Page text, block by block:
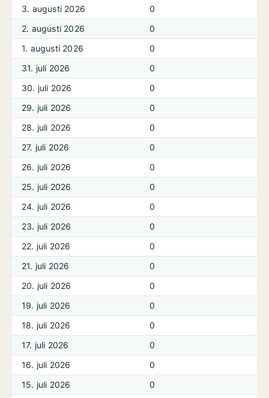
3. augusti 2026
0
2. augusti 2026
0
1. augusti 2026
0
31. juli 2026
0
30. juli 2026
0
29. juli 2026
0
28. juli 2026
0
27. juli 2026
0
26. juli 2026
0
25. juli 2026
0
24. juli 2026
0
23. juli 2026
0
22. juli 2026
0
21. juli 2026
0
20. juli 2026
0
19. juli 2026
0
18. juli 2026
0
17. juli 2026
0
16. juli 2026
0
15. juli 2026
0